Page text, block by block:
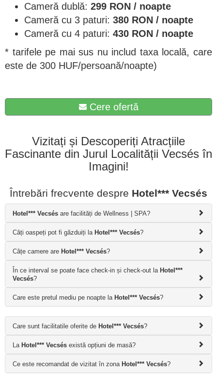
Cameră dublă: 299 RON / noapte
Cameră cu 3 paturi: 380 RON / noapte
Cameră cu 4 paturi: 430 RON / noapte
* tarifele pe mai sus nu includ taxa locală, care
este de 300 HUF/persoană/noapte)
Cere ofertă
Vizitați și Descoperiți Atracțiile
Fascinante din Jurul Localității Vecsés în
Imagini!
Întrebări frecvente despre Hotel*** Vecsés
Hotel*** Vecsés are facilități de Wellness | SPA?
Câți oaspeți pot fi găzduiți la Hotel*** Vecsés?
Câțe camere are Hotel*** Vecsés?
În ce interval se poate face check-in și check-out la Hotel***
Vecsés?
Care este pretul mediu pe noapte la Hotel*** Vecsés?
Care sunt facilitatile oferite de Hotel*** Vecsés?
La Hotel*** Vecsés există opțiuni de masă?
Ce este recomandat de vizitat în zona Hotel*** Vecsés?